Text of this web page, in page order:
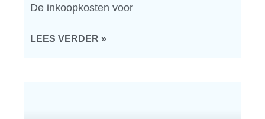
De inkoopkosten voor
LEES VERDER »